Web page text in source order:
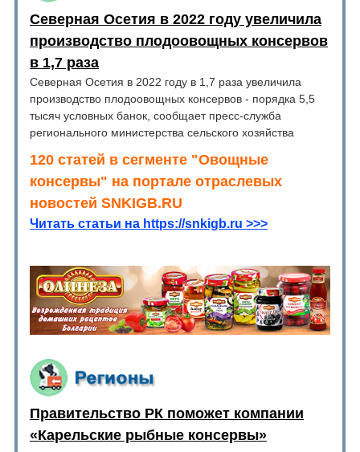
Северная Осетия в 2022 году увеличила
производство плодоовощных консервов
в 1,7 раза
Северная Осетия в 2022 году в 1,7 раза увеличила
производство плодоовощных консервов - порядка 5,5
тысяч условных банок, сообщает пресс-служба
регионального министерства сельского хозяйства
120 статей в сегменте "Овощные
консервы" на портале отраслевых
новостей SNKIGB.RU
Читать статьи на https://snkigb.ru >>>
Правительство РК поможет компании
«Карельские рыбные консервы»